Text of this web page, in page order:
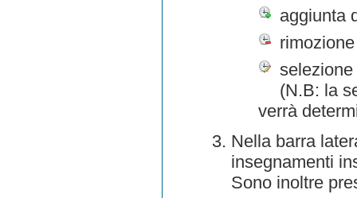
aggiunta
(N.B: la
verrà
Nella barra
insegnamenti
Sono inoltre